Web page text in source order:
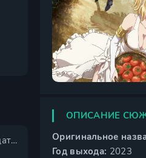
ОПИСАНИЕ
Оригинальное
Год выхода: 2023
История электричества в двадцатом веке